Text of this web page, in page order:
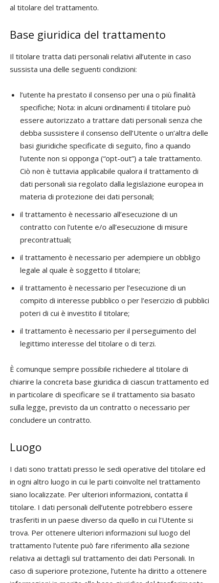
al titolare del trattamento.
Base giuridica del trattamento
Il titolare tratta dati personali relativi all’utente in caso
sussista una delle seguenti condizioni:
l’utente ha prestato il consenso per una o più finalità
specifiche; Nota: in alcuni ordinamenti il titolare può
essere autorizzato a trattare dati personali senza che
debba sussistere il consenso dell’Utente o un’altra delle
basi giuridiche specificate di seguito, fino a quando
l’utente non si opponga (“opt-out”) a tale trattamento.
Ciò non è tuttavia applicabile qualora il trattamento di
dati personali sia regolato dalla legislazione europea in
materia di protezione dei dati personali;
il trattamento è necessario all’esecuzione di un
contratto con l’utente e/o all’esecuzione di misure
precontrattuali;
il trattamento è necessario per adempiere un obbligo
legale al quale è soggetto il titolare;
il trattamento è necessario per l’esecuzione di un
compito di interesse pubblico o per l’esercizio di pubblici
poteri di cui è investito il titolare;
il trattamento è necessario per il perseguimento del
legittimo interesse del titolare o di terzi.
È comunque sempre possibile richiedere al titolare di
chiarire la concreta base giuridica di ciascun trattamento ed
in particolare di specificare se il trattamento sia basato
sulla legge, previsto da un contratto o necessario per
concludere un contratto.
Luogo
I dati sono trattati presso le sedi operative del titolare ed
in ogni altro luogo in cui le parti coinvolte nel trattamento
siano localizzate. Per ulteriori informazioni, contatta il
titolare. I dati personali dell’utente potrebbero essere
trasferiti in un paese diverso da quello in cui l’Utente si
trova. Per ottenere ulteriori informazioni sul luogo del
trattamento l’utente può fare riferimento alla sezione
relativa ai dettagli sul trattamento dei dati Personali. In
caso di superiore protezione, l’utente ha diritto a ottenere